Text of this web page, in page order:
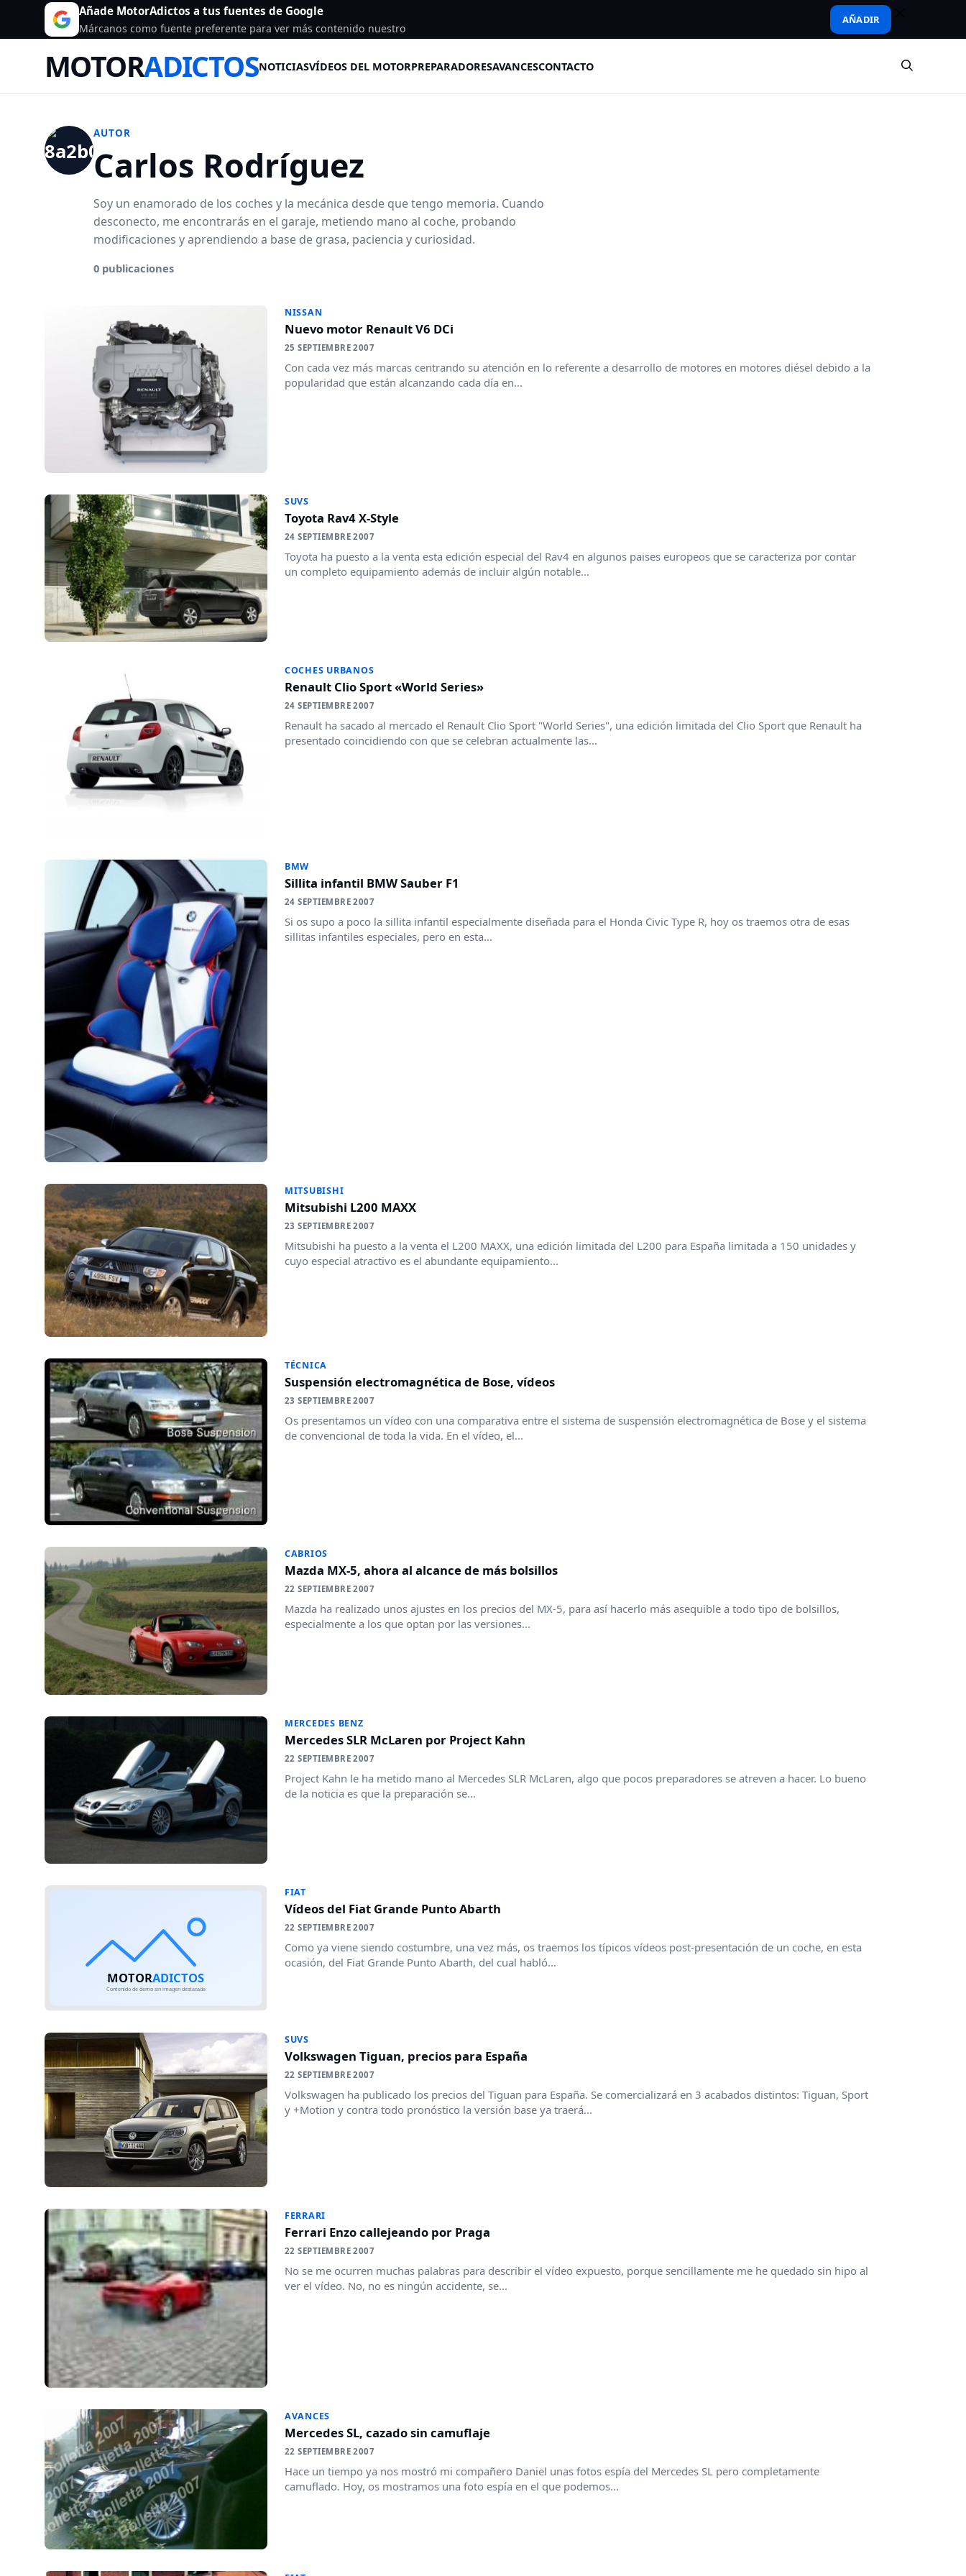
Añade MotorAdictos a tus fuentes de Google
Márcanos como fuente preferente para ver más contenido nuestro
AÑADIR
MOTORADICTOSNOTICIASVÍDEOS DEL MOTORPREPARADORESAVANCESCONTACTO
AUTOR
Carlos Rodríguez
Soy un enamorado de los coches y la mecánica desde que tengo memoria. Cuando
desconecto, me encontrarás en el garaje, metiendo mano al coche, probando
modificaciones y aprendiendo a base de grasa, paciencia y curiosidad.
0 publicaciones
NISSAN
Nuevo motor Renault V6 DCi
25 SEPTIEMBRE 2007
Con cada vez más marcas centrando su atención en lo referente a desarrollo de motores en motores diésel debido a la
popularidad que están alcanzando cada día en...
SUVS
Toyota Rav4 X-Style
24 SEPTIEMBRE 2007
Toyota ha puesto a la venta esta edición especial del Rav4 en algunos paises europeos que se caracteriza por contar
un completo equipamiento además de incluir algún notable...
COCHES URBANOS
Renault Clio Sport «World Series»
24 SEPTIEMBRE 2007
Renault ha sacado al mercado el Renault Clio Sport "World Series", una edición limitada del Clio Sport que Renault ha
presentado coincidiendo con que se celebran actualmente las...
BMW
Sillita infantil BMW Sauber F1
24 SEPTIEMBRE 2007
Si os supo a poco la sillita infantil especialmente diseñada para el Honda Civic Type R, hoy os traemos otra de esas
sillitas infantiles especiales, pero en esta...
MITSUBISHI
Mitsubishi L200 MAXX
23 SEPTIEMBRE 2007
Mitsubishi ha puesto a la venta el L200 MAXX, una edición limitada del L200 para España limitada a 150 unidades y
cuyo especial atractivo es el abundante equipamiento...
TÉCNICA
Suspensión electromagnética de Bose, vídeos
23 SEPTIEMBRE 2007
Os presentamos un vídeo con una comparativa entre el sistema de suspensión electromagnética de Bose y el sistema
de convencional de toda la vida. En el vídeo, el...
CABRIOS
Mazda MX-5, ahora al alcance de más bolsillos
22 SEPTIEMBRE 2007
Mazda ha realizado unos ajustes en los precios del MX-5, para así hacerlo más asequible a todo tipo de bolsillos,
especialmente a los que optan por las versiones...
MERCEDES BENZ
Mercedes SLR McLaren por Project Kahn
22 SEPTIEMBRE 2007
Project Kahn le ha metido mano al Mercedes SLR McLaren, algo que pocos preparadores se atreven a hacer. Lo bueno
de la noticia es que la preparación se...
FIAT
Vídeos del Fiat Grande Punto Abarth
22 SEPTIEMBRE 2007
Como ya viene siendo costumbre, una vez más, os traemos los típicos vídeos post-presentación de un coche, en esta
ocasión, del Fiat Grande Punto Abarth, del cual habló...
SUVS
Volkswagen Tiguan, precios para España
22 SEPTIEMBRE 2007
Volkswagen ha publicado los precios del Tiguan para España. Se comercializará en 3 acabados distintos: Tiguan, Sport
y +Motion y contra todo pronóstico la versión base ya traerá...
FERRARI
Ferrari Enzo callejeando por Praga
22 SEPTIEMBRE 2007
No se me ocurren muchas palabras para describir el vídeo expuesto, porque sencillamente me he quedado sin hipo al
ver el vídeo. No, no es ningún accidente, se...
AVANCES
Mercedes SL, cazado sin camuflaje
22 SEPTIEMBRE 2007
Hace un tiempo ya nos mostró mi compañero Daniel unas fotos espía del Mercedes SL pero completamente
camuflado. Hoy, os mostramos una foto espía en el que podemos...